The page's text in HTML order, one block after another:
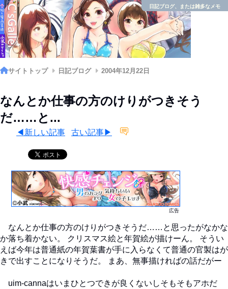
日記ブログ、または雑多なメモ
サイトトップ 日記ブログ 2004年12月22日
なんとか仕事の方のけりがつきそう
だ……と...
◀新しい記事 古い記事▶
広告
なんとか仕事の方のけりがつきそうだ……と思ったがなかな
か落ち着かない。 クリスマス絵と年賀絵が描けーん。 そうい
えば今年は普通紙の年賀葉書が手に入らなくて普通の官製はが
きで出すことになりそうだ。 まあ、無事描ければの話だがー
uim-cannaはいまひとつできが良くないしそもそもアホだ